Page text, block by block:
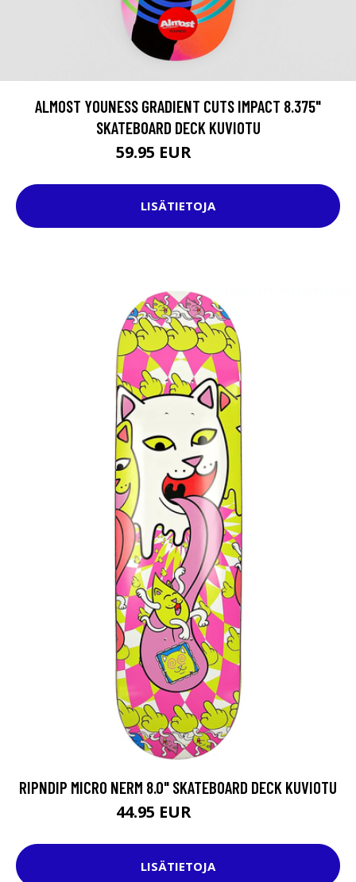
ALMOST YOUNESS GRADIENT CUTS IMPACT 8.375"
SKATEBOARD DECK KUVIOTU
59.95 EUR
LISÄTIETOJA
RIPNDIP MICRO NERM 8.0" SKATEBOARD DECK KUVIOTU
44.95 EUR
LISÄTIETOJA